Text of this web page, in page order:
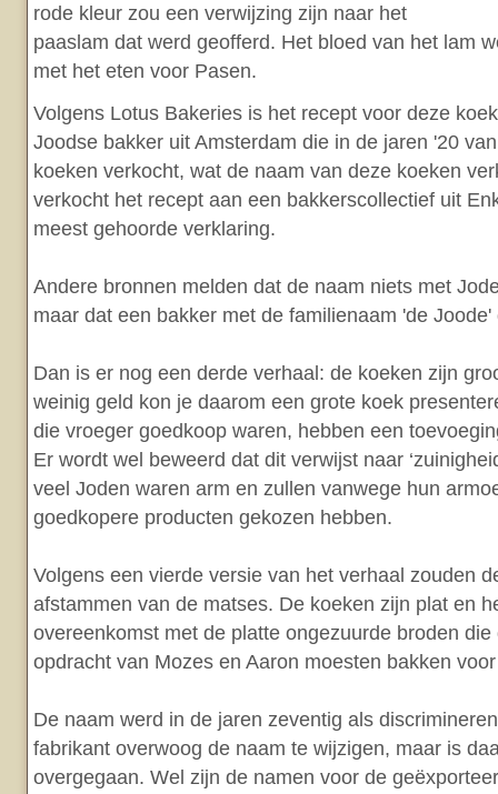
rode kleur zou een verwijzing zijn naar het
paaslam dat werd geofferd. Het bloed van het lam
met het eten voor Pasen.
Volgens Lotus Bakeries is het recept voor deze
Joodse bakker uit Amsterdam die in de jaren '20
koeken verkocht, wat de naam van deze koeken
verkocht het recept aan een bakkerscollectief uit
meest gehoorde verklaring.
Andere bronnen melden dat de naam niets met
maar dat een bakker met de familienaam 'de
Dan is er nog een derde verhaal: de koeken zijn
weinig geld kon je daarom een grote koek
die vroeger goedkoop waren, hebben een
Er wordt wel beweerd dat dit verwijst naar
veel Joden waren arm en zullen vanwege hun
goedkopere producten gekozen hebben.
Volgens een vierde versie van het verhaal zouden
afstammen van de matses. De koeken zijn plat en
overeenkomst met de platte ongezuurde broden
opdracht van Mozes en Aaron moesten bakken
De naam werd in de jaren zeventig als
fabrikant overwoog de naam te wijzigen, maar is
overgegaan. Wel zijn de namen voor de